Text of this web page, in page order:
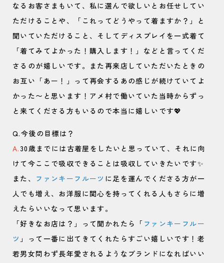
なるお客さまもいて、私に選んで欲しいとお任せしてい
ただけることや、「これってどうやって着ますか？」と
聞いていただけること、そしてディスプレイを一式着て
「着てみてよかった！購入します！」などと言ってくだ
さるのが嬉しいです。また再来店していただいたときの
お互い「あー！」って再会するあの感じが続けていてよ
かった〜と思います！アメ村で働いていた当時からずっ
と来てくださる方もいるので本当に嬉しいです💖
Q.今後の目標は？
A. 30歳までには古着屋をしたいと思っていて、それに向
けて今ここで吸収できることは吸収していきたいです✨
また、 ファンキーフルーツ に足を運んでくださる方が一
人でも増え、お洋服に関心を持ってくれる人もさらに増
えたらいいなって思います。
「好きなお店は？」って聞かれたら「 ファンキーフルー
ツ 」って一番に出てきてくれたらすごい嬉しいです！老
若男女問わず長年愛されるようなブランドになればいい